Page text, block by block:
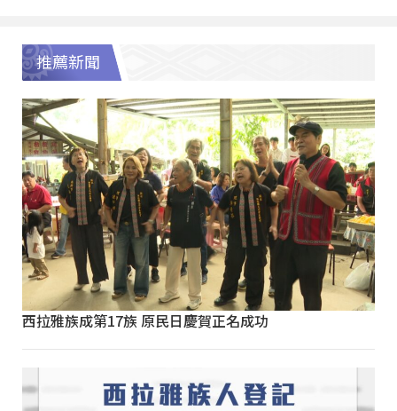
推薦新聞
西拉雅族成第17族 原民日慶賀正名成功